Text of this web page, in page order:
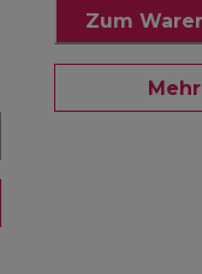
Zum